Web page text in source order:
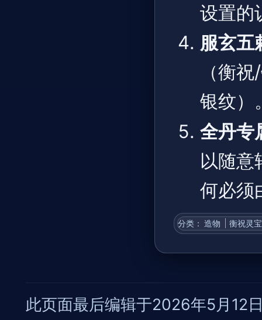
设置的
服玄五
（衡
银纹）
全丹专
以随意
何必须
分类 ：​ 造物 衡祝灵宝
此页面最后编辑于2026年5月12